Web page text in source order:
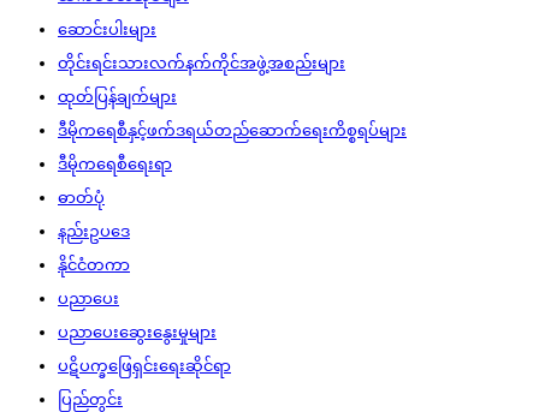
ဆောင်းပါးများ
တိုင်းရင်းသားလက်နက်ကိုင်အဖွဲ့အစည်းများ
ထုတ်ပြန်ချက်များ
ဒီမိုကရေစီနှင့်ဖက်ဒရယ်တည်ဆောက်‌ရေးကိစ္စရပ်များ
ဒီမိုကရေစီရေးရာ
ဓာတ်ပုံ
နည်းဥပဒေ
နိုင်ငံတကာ
ပညာပေး
ပညာပေးဆွေးနွေးမှုများ
ပဋိပက္ခဖြေရှင်းရေးဆိုင်ရာ
ပြည်တွင်း